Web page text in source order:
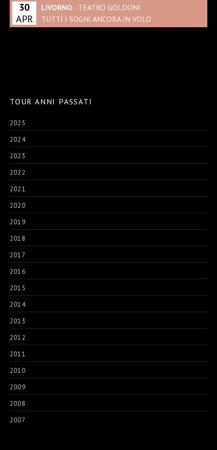
30
APR
LIVORNO - TEATRO GOLDONI
TUTTI I SOGNI ANCORA IN VOLO
TOUR ANNI PASSATI
2025
2024
2023
2022
2021
2020
2019
2018
2017
2016
2015
2014
2013
2012
2011
2010
2009
2008
2007